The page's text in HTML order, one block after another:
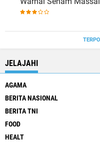
Karaoke Perangkat
JELAJAHI
AGAMA
BERITA NASIONAL
BERITA TNI
FOOD
HEALT